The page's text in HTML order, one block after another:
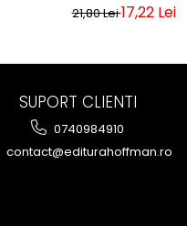
21,80 Lei17,22 Lei
SUPORT CLIENTI
0740984910
contact@editurahoffman.ro